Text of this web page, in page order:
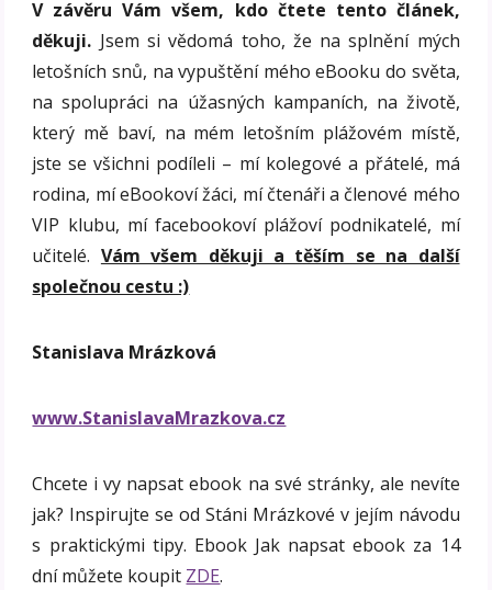
V závěru Vám všem, kdo čtete tento článek,
děkuji. Jsem si vědomá toho, že na splnění mých
letošních snů, na vypuštění mého eBooku do světa,
na spolupráci na úžasných kampaních, na životě,
který mě baví, na mém letošním plážovém místě,
jste se všichni podíleli – mí kolegové a přátelé, má
rodina, mí eBookoví žáci, mí čtenáři a členové mého
VIP klubu, mí facebookoví plážoví podnikatelé, mí
učitelé. Vám všem děkuji a těším se na další
společnou cestu :)
Stanislava Mrázková
www.StanislavaMrazkova.cz
Chcete i vy napsat ebook na své stránky, ale nevíte
jak? Inspirujte se od Stáni Mrázkové v jejím návodu
s praktickými tipy. Ebook Jak napsat ebook za 14
dní můžete koupit ZDE.